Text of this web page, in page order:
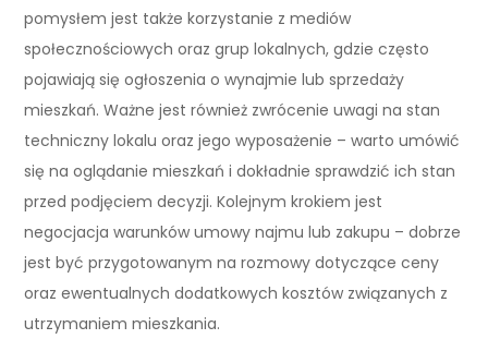
pomysłem jest także korzystanie z mediów
społecznościowych oraz grup lokalnych, gdzie często
pojawiają się ogłoszenia o wynajmie lub sprzedaży
mieszkań. Ważne jest również zwrócenie uwagi na stan
techniczny lokalu oraz jego wyposażenie – warto umówić
się na oglądanie mieszkań i dokładnie sprawdzić ich stan
przed podjęciem decyzji. Kolejnym krokiem jest
negocjacja warunków umowy najmu lub zakupu – dobrze
jest być przygotowanym na rozmowy dotyczące ceny
oraz ewentualnych dodatkowych kosztów związanych z
utrzymaniem mieszkania.